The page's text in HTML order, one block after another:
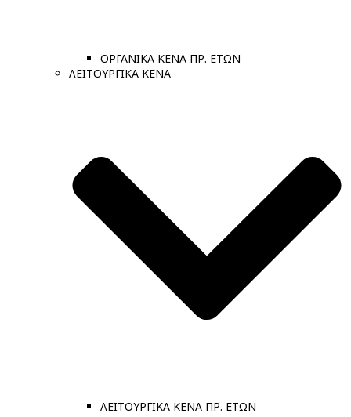
ΟΡΓΑΝΙΚΑ ΚΕΝΑ ΠΡ. ΕΤΩΝ
ΛΕΙΤΟΥΡΓΙΚΑ ΚΕΝΑ
ΛΕΙΤΟΥΡΓΙΚΑ ΚΕΝΑ ΠΡ. ΕΤΩΝ